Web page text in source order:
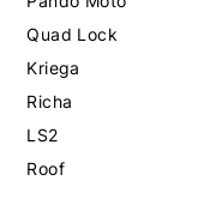
Quad Lock
Kriega
Richa
LS2
Roof